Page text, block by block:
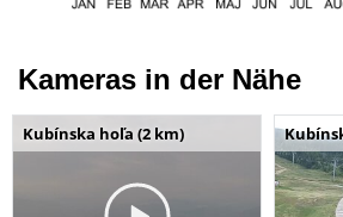
Kameras in der Nähe
Kubínska hoľa (2 km)